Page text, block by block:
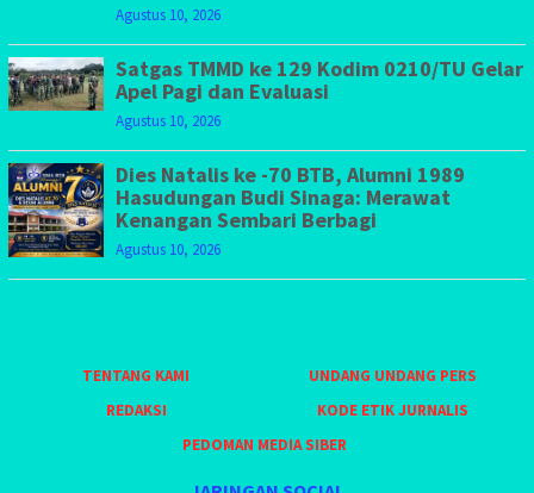
Agustus 10, 2026
Satgas TMMD ke 129 Kodim 0210/TU Gelar
Apel Pagi dan Evaluasi
Agustus 10, 2026
Dies Natalis ke -70 BTB, Alumni 1989
Hasudungan Budi Sinaga: Merawat
Kenangan Sembari Berbagi
Agustus 10, 2026
TENTANG KAMI
UNDANG UNDANG PERS
REDAKSI
KODE ETIK JURNALIS
PEDOMAN MEDIA SIBER